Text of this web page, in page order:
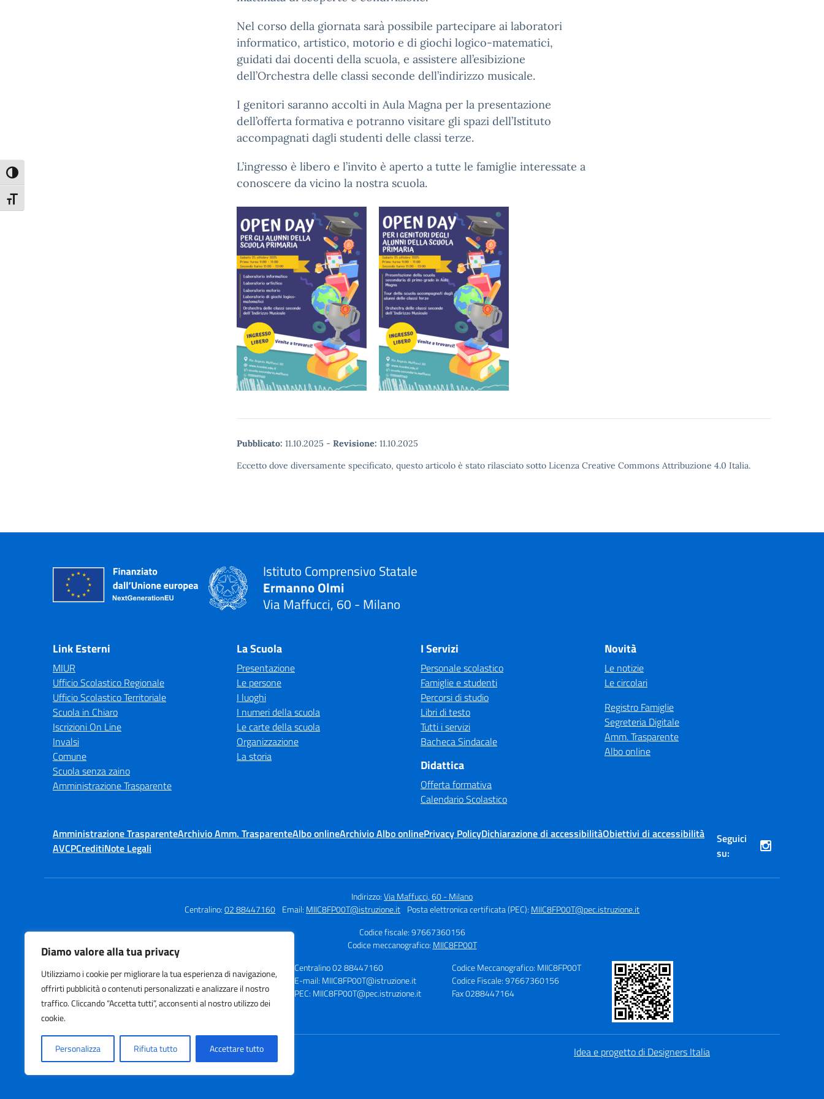
Diamo valore alla tua privacy
Utilizziamo i cookie per migliorare la tua esperienza di navigazione,
offrirti pubblicità o contenuti personalizzati e analizzare il nostro
traffico. Cliccando “Accetta tutti”, acconsenti al nostro utilizzo dei
cookie.
Personalizza Rifiuta tutto Accettare tutto
Attiva/disattiva alto contrasto
Attiva/disattiva dimensione testo
Nel corso della giornata sarà possibile partecipare ai laboratori
informatico, artistico, motorio e di giochi logico-matematici,
guidati dai docenti della scuola, e assistere all’esibizione
dell’Orchestra delle classi seconde dell’indirizzo musicale.
I genitori saranno accolti in Aula Magna per la presentazione
dell’offerta formativa e potranno visitare gli spazi dell’Istituto
accompagnati dagli studenti delle classi terze.
L’ingresso è libero e l’invito è aperto a tutte le famiglie interessate a
conoscere da vicino la nostra scuola.
Pubblicato: 11.10.2025 - Revisione: 11.10.2025
Eccetto dove diversamente specificato, questo articolo è stato rilasciato sotto Licenza Creative Commons Attribuzione 4.0 Italia.
Istituto Comprensivo Statale
Ermanno Olmi
Via Maffucci, 60 - Milano
Link Esterni
MIUR
Ufficio Scolastico Regionale
Ufficio Scolastico Territoriale
Scuola in Chiaro
Iscrizioni On Line
Invalsi
Comune
Scuola senza zaino
Amministrazione Trasparente
La Scuola
Presentazione
Le persone
I luoghi
I numeri della scuola
Le carte della scuola
Organizzazione
La storia
I Servizi
Personale scolastico
Famiglie e studenti
Percorsi di studio
Libri di testo
Tutti i servizi
Bacheca Sindacale
Didattica
Offerta formativa
Calendario Scolastico
Novità
Le notizie
Le circolari
Registro Famiglie
Segreteria Digitale
Amm. Trasparente
Albo online
Amministrazione TrasparenteArchivio Amm. TrasparenteAlbo onlineArchivio Albo onlinePrivacy PolicyDichiarazione di accessibilitàObiettivi di accessibilità
AVCPCreditiNote Legali
Seguici
su:
Indirizzo:Via Maffucci, 60 - Milano
Centralino:02 88447160 Email: MIIC8FP00T@istruzione.it Posta elettronica certificata (PEC): MIIC8FP00T@pec.istruzione.it
Codice fiscale: 97667360156
Codice meccanografico: MIIC8FP00T
Ermanno Olmi
Via Maffucci, 60 - Milano
BODIO - GUICCIARDI - MAFFUCCI
Centralino 02 88447160
E-mail: MIIC8FP00T@istruzione.it
PEC: MIIC8FP00T@pec.istruzione.it
Codice Meccanografico: MIIC8FP00T
Codice Fiscale: 97667360156
Fax 0288447164
Idea e progetto di Designers Italia